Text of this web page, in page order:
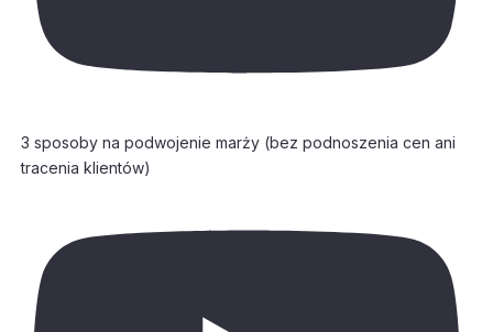
3 sposoby na podwojenie marży (bez podnoszenia cen ani
tracenia klientów)